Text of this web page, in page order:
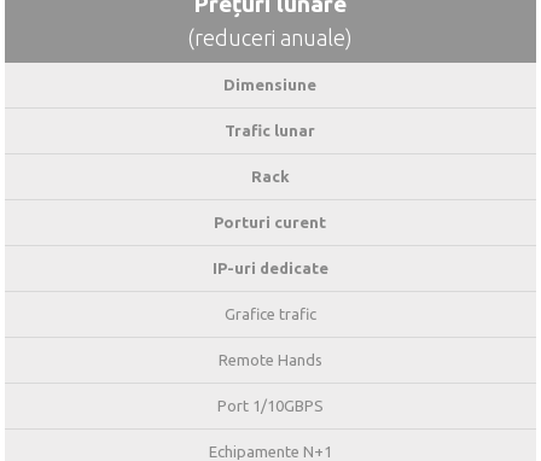
(reduceri anuale)
Dimensiune
Trafic lunar
Rack
Porturi curent
IP-uri dedicate
Grafice trafic
Remote Hands
Port 1/10GBPS
Echipamente N+1